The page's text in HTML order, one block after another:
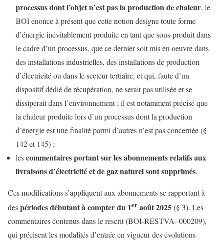
processus dont l’objet n’est pas la production de chaleur, le
BOI énonce à présent que cette notion désigne toute forme
d’énergie inévitablement produite en tant que sous-produit dans
le cadre d’un processus, que ce dernier soit mis en oeuvre dans
des installations industrielles, des installations de production
d’électricité ou dans le secteur tertiaire, et qui, faute d’un
dispositif dédié de récupération, ne serait pas utilisée et se
dissiperait dans l’environnement ; il est notamment précisé que
la chaleur produite lors d’un processus dont la production
d’énergie est une finalité parmi d’autres n’est pas concernée (§
142 et 145) ;
lescommentaires portant sur les abonnements relatifs aux
livraisons d’électricité et de gaz naturel sont supprimés.
Ces modifications s’appliquent aux abonnements se rapportant à
despériodes débutant à compter du 1er août 2025(§ 3). Les
commentaires contenus dans le rescrit (BOI-RESTVA- 000209),
qui précisent les modalités d’entrée en vigueur des évolutions